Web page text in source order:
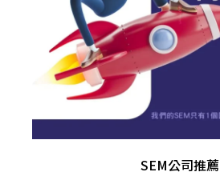
SEM公司推薦